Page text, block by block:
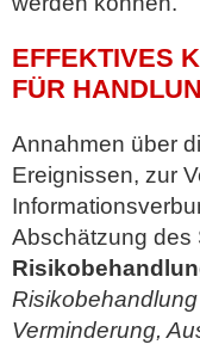
EFFEKTIVES
FÜR
Annahmen über
Ereignissen, zur
Abschätzung
Verminderung,